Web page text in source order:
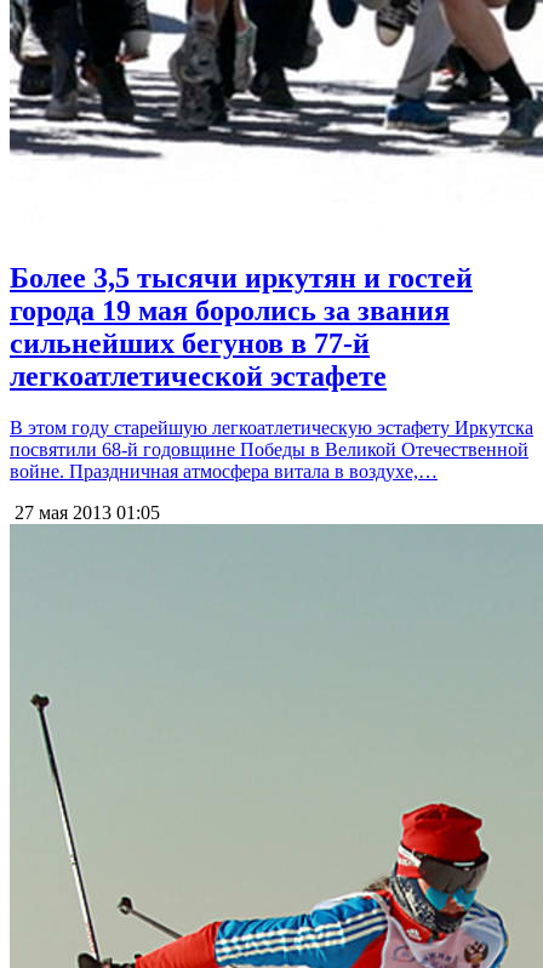
Более 3,5 тысячи иркутян и гостей
города 19 мая боролись за звания
сильнейших бегунов в 77-й
легкоатлетической эстафете
В этом году старейшую легкоатлетическую эстафету Иркутска
посвятили 68-й годовщине Победы в Великой Отечественной
войне. Праздничная атмосфера витала в воздухе,…
27 мая 2013 01:05